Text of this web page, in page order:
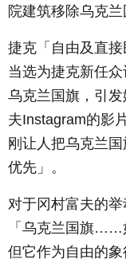
院建筑移除乌克兰
捷克「自由及直
当选为捷克新任
乌克兰国旗，引
夫Instagram的影
刚让人把乌克兰
优先」。
对于冈村富夫的举
「乌克兰国旗……
但它作为自由的